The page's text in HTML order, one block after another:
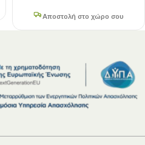
Αποστολή στο χώρο σου